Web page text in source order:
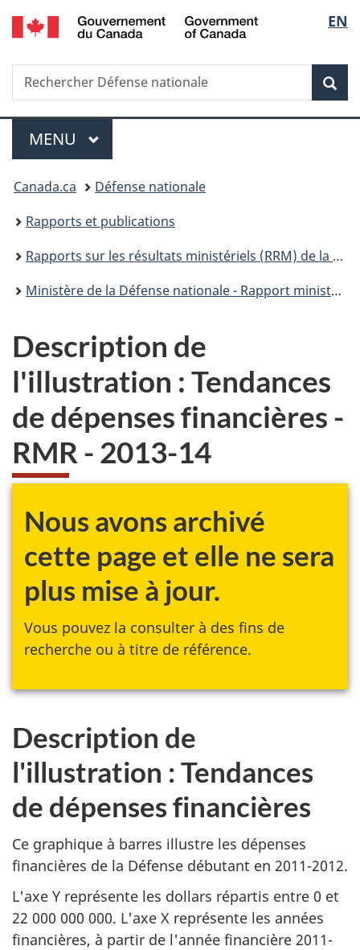
Passer
au
principal
Passer
à
Au
du
Passer
au
de
section
Passer
à
version
simplifiée
de
la
EN
Recherche
Rechercher
Défense
Menu
MENU PRINCIPAL
Vous
êtes
ici :
Canada.ca
Défense nationale
Rapports et publications
Rapports sur les résultats ministériels (RRM) de la Défense nationale
Ministère de la Défense nationale - Rapport ministériel sur le rendement 2013-2014
Description de
l'illustration : Tendances
de dépenses financières -
RMR - 2013-14
Nous avons archivé
cette page et elle ne sera
plus mise à jour.
Vous pouvez la consulter à des fins de
recherche ou à titre de référence.
Description de
l'illustration : Tendances
de dépenses financières
Ce graphique à barres illustre les dépenses
financières de la Défense débutant en 2011-2012.
L'axe Y représente les dollars répartis entre 0 et
22 000 000 000. L'axe X représente les années
financières, à partir de l'année financière 2011-